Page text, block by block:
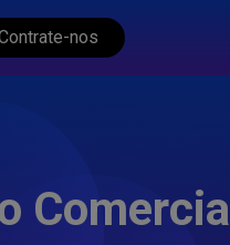
nos
Comercial